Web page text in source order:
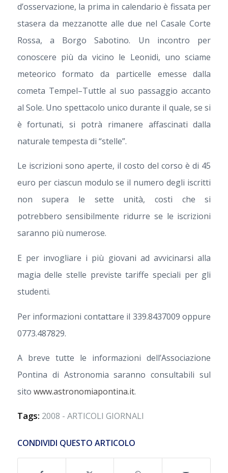
d’osservazione, la prima in calendario è fissata per
stasera da mezzanotte alle due nel Casale Corte
Rossa, a Borgo Sabotino. Un incontro per
conoscere più da vicino le Leonidi, uno sciame
meteorico formato da particelle emesse dalla
cometa Tempel–Tuttle al suo passaggio accanto
al Sole. Uno spettacolo unico durante il quale, se si
è fortunati, si potrà rimanere affascinati dalla
naturale tempesta di “stelle”.
Le iscrizioni sono aperte, il costo del corso è di 45
euro per ciascun modulo se il numero degli iscritti
non supera le sette unità, costi che si
potrebbero sensibilmente ridurre se le iscrizioni
saranno più numerose.
E per invogliare i più giovani ad avvicinarsi alla
magia delle stelle previste tariffe speciali per gli
studenti.
Per informazioni contattare il 339.8437009 oppure
0773.487829.
A breve tutte le informazioni dell’Associazione
Pontina di Astronomia saranno consultabili sul
sito www.astronomiapontina.it.
Tags: 2008 - ARTICOLI GIORNALI
CONDIVIDI QUESTO ARTICOLO